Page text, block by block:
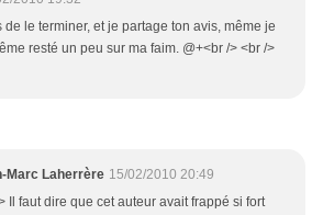
de le terminer, et je partage ton avis, même je
resté un peu sur ma faim. @+<br /> <br />
Marc Laherrère 15/02/2010 20:49
Il faut dire que cet auteur avait frappé si fort